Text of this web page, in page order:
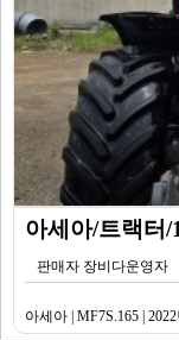
아세아/트랙터/
판매자 장비다운영자
아세아 | MF7S.165 |